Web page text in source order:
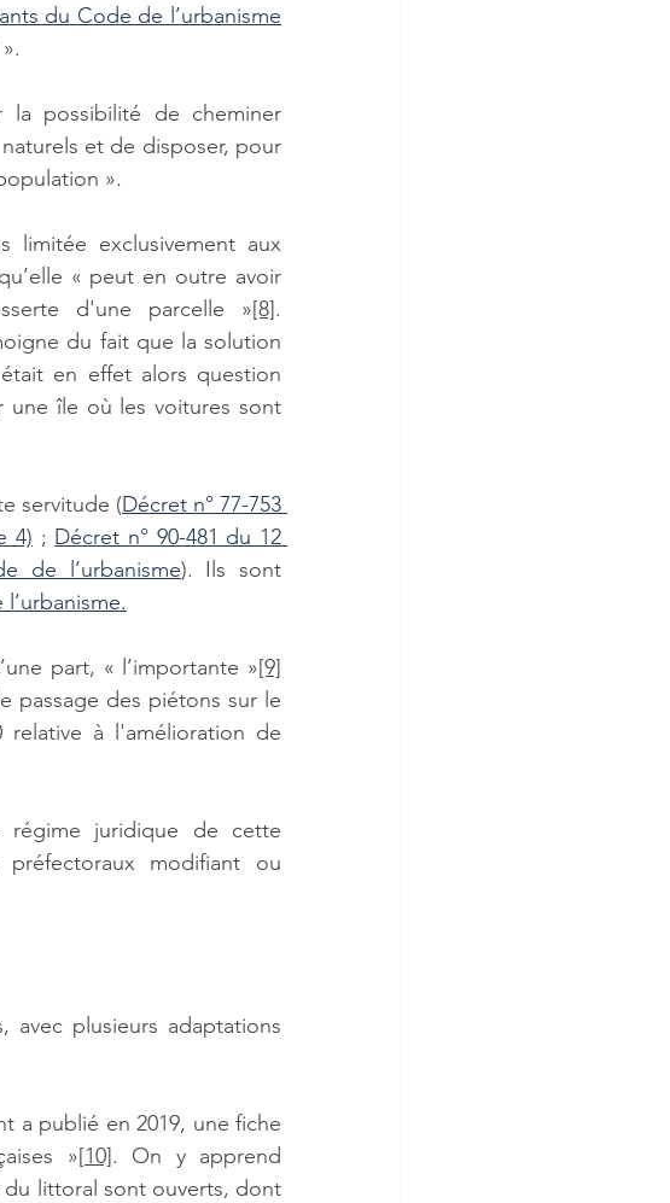
du Code de l’urbanisme
possibilité de cheminer
et de disposer, pour
».
limitée exclusivement aux
« peut en outre avoir
d'une parcelle »[8].
du fait que la solution
en effet alors question
une île où les voitures sont
servitude (Décret n° 77-753
4) ; Décret n° 90-481 du 12
de l’urbanisme). Ils sont
part, « l’importante »[9]
passage des piétons sur le
relative à l'amélioration de
régime juridique de cette
modifiant ou
avec plusieurs adaptations
a publié en 2019, une fiche
»[10]. On y apprend
du littoral sont ouverts, dont